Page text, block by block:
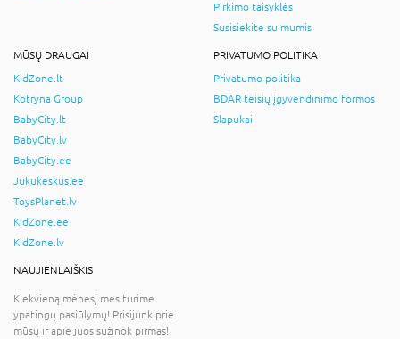
Pirkimo taisyklės
Susisiekite su mumis
MŪSŲ DRAUGAI
KidZone.lt
Kotryna Group
BabyCity.lt
BabyCity.lv
BabyCity.ee
Jukukeskus.ee
ToysPlanet.lv
KidZone.ee
KidZone.lv
PRIVATUMO POLITIKA
Privatumo politika
BDAR teisių įgyvendinimo formos
Slapukai
NAUJIENLAIŠKIS
Kiekvieną mėnesį mes turime
ypatingų pasiūlymų! Prisijunk prie
mūsų ir apie juos sužinok pirmas!